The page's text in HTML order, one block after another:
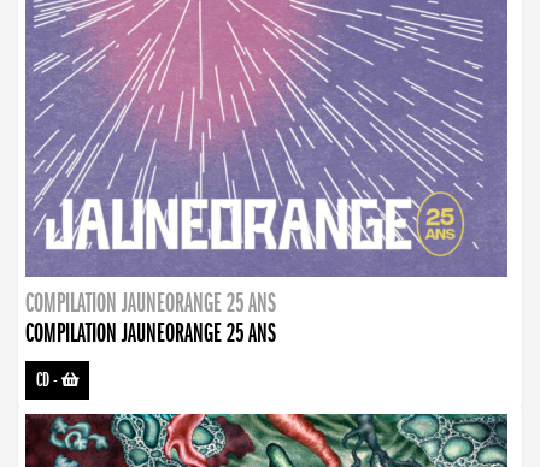
COMPILATION JAUNEORANGE 25 ANS
COMPILATION JAUNEORANGE 25 ANS
CD-